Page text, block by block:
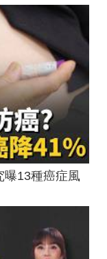
曝13種癌症風